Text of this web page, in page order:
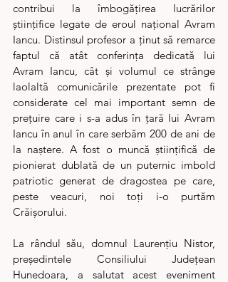
contribui la îmbogățirea lucrărilor
științifice legate de eroul național Avram
Iancu. Distinsul profesor a ținut să remarce
faptul că atât conferința dedicată lui
Avram Iancu, cât și volumul ce strânge
laolaltă comunicările prezentate pot fi
considerate cel mai important semn de
prețuire care i s-a adus în țară lui Avram
Iancu în anul în care serbăm 200 de ani de
la naștere. A fost o muncă științifică de
pionierat dublată de un puternic imbold
patriotic generat de dragostea pe care,
peste veacuri, noi toți i-o purtăm
Crăișorului.
La rândul său, domnul Laurențiu Nistor,
președintele Consiliului Județean
Hunedoara, a salutat acest eveniment